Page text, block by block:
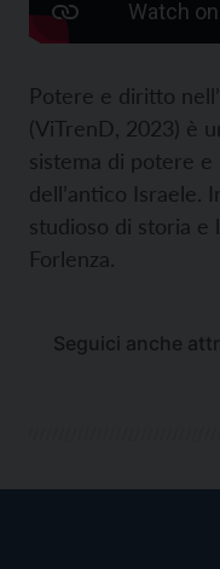
Potere e diritto
(ViTrenD, 2023) è
sistema di potere e
dell’antico Israele.
studioso di storia e
Forlenza.
Seguici anche